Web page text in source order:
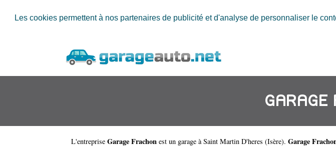
Les cookies permettent à nos partenaires de publicité et d'analyse de personnaliser le
GARAGE
L'entreprise Garage Frachon est un garage à Saint Martin D'heres (Isère). Garage